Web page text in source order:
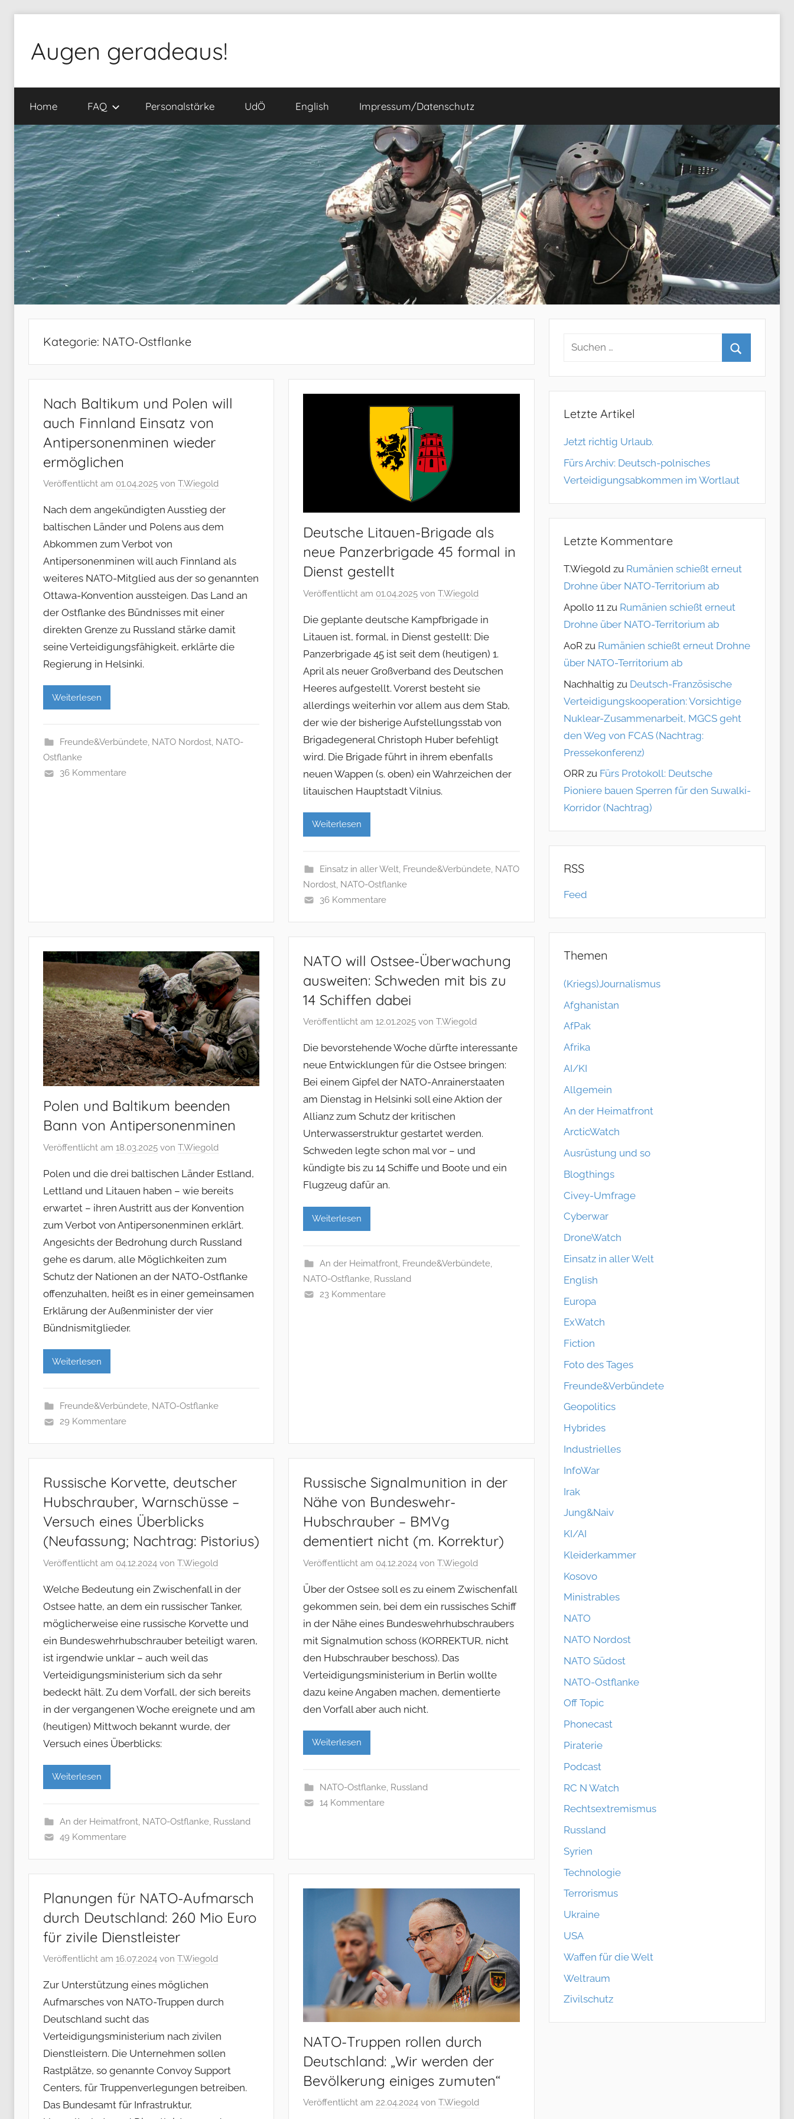
springen
Augen geradeaus!
Home FAQ Personalstärke UdÖ English Impressum/Datenschutz
Kategorie: NATO-Ostflanke
Nach Baltikum und Polen will
auch Finnland Einsatz von
Antipersonenminen wieder
ermöglichen
Veröffentlicht am 01.04.2025 von T.Wiegold
Nach dem angekündigten Ausstieg der
baltischen Länder und Polens aus dem
Abkommen zum Verbot von
Antipersonenminen will auch Finnland als
weiteres NATO-Mitglied aus der so genannten
Ottawa-Konvention aussteigen. Das Land an
der Ostflanke des Bündnisses mit einer
direkten Grenze zu Russland stärke damit
seine Verteidigungsfähigkeit, erklärte die
Regierung in Helsinki.
Weiterlesen
Freunde&Verbündete, NATO Nordost, NATO-
Ostflanke
36 Kommentare
Deutsche Litauen-Brigade als
neue Panzerbrigade 45 formal in
Dienst gestellt
Veröffentlicht am 01.04.2025 vonT.Wiegold
Die geplante deutsche Kampfbrigade in
Litauen ist, formal, in Dienst gestellt: Die
Panzerbrigade 45 ist seit dem (heutigen) 1.
April als neuer Großverband des Deutschen
Heeres aufgestellt. Vorerst besteht sie
allerdings weiterhin vor allem aus dem Stab,
der wie der bisherige Aufstellungsstab von
Brigadegeneral Christoph Huber befehligt
wird. Die Brigade führt in ihrem ebenfalls
neuen Wappen (s. oben) ein Wahrzeichen der
litauischen Hauptstadt Vilnius.
Weiterlesen
Einsatz in aller Welt, Freunde&Verbündete, NATO
Nordost, NATO-Ostflanke
36 Kommentare
Polen und Baltikum beenden
Bann von Antipersonenminen
Veröffentlicht am 18.03.2025 von T.Wiegold
Polen und die drei baltischen Länder Estland,
Lettland und Litauen haben – wie bereits
erwartet – ihren Austritt aus der Konvention
zum Verbot von Antipersonenminen erklärt.
Angesichts der Bedrohung durch Russland
gehe es darum, alle Möglichkeiten zum
Schutz der Nationen an der NATO-Ostflanke
offenzuhalten, heißt es in einer gemeinsamen
Erklärung der Außenminister der vier
Bündnismitglieder.
Weiterlesen
Freunde&Verbündete, NATO-Ostflanke
29 Kommentare
NATO will Ostsee-Überwachung
ausweiten: Schweden mit bis zu
14 Schiffen dabei
Veröffentlicht am12.01.2025 vonT.Wiegold
Die bevorstehende Woche dürfte interessante
neue Entwicklungen für die Ostsee bringen:
Bei einem Gipfel der NATO-Anrainerstaaten
am Dienstag in Helsinki soll eine Aktion der
Allianz zum Schutz der kritischen
Unterwasserstruktur gestartet werden.
Schweden legte schon mal vor – und
kündigte bis zu 14 Schiffe und Boote und ein
Flugzeug dafür an.
Weiterlesen
An der Heimatfront, Freunde&Verbündete,
NATO-Ostflanke, Russland
23 Kommentare
Russische Korvette, deutscher
Hubschrauber, Warnschüsse –
Versuch eines Überblicks
(Neufassung; Nachtrag: Pistorius)
Veröffentlicht am 04.12.2024 von T.Wiegold
Welche Bedeutung ein Zwischenfall in der
Ostsee hatte, an dem ein russischer Tanker,
möglicherweise eine russische Korvette und
ein Bundeswehrhubschrauber beteiligt waren,
ist irgendwie unklar – auch weil das
Verteidigungsministerium sich da sehr
bedeckt hält. Zu dem Vorfall, der sich bereits
in der vergangenen Woche ereignete und am
(heutigen) Mittwoch bekannt wurde, der
Versuch eines Überblicks:
Weiterlesen
An der Heimatfront, NATO-Ostflanke, Russland
49 Kommentare
Russische Signalmunition in der
Nähe von Bundeswehr-
Hubschrauber – BMVg
dementiert nicht (m. Korrektur)
Veröffentlicht am 04.12.2024 vonT.Wiegold
Über der Ostsee soll es zu einem Zwischenfall
gekommen sein, bei dem ein russisches Schiff
in der Nähe eines Bundeswehrhubschraubers
mit Signalmution schoss (KORREKTUR, nicht
den Hubschrauber beschoss). Das
Verteidigungsministerium in Berlin wollte
dazu keine Angaben machen, dementierte
den Vorfall aber auch nicht.
Weiterlesen
NATO-Ostflanke, Russland
14 Kommentare
Planungen für NATO-Aufmarsch
durch Deutschland: 260 Mio Euro
für zivile Dienstleister
Veröffentlicht am 16.07.2024 von T.Wiegold
Zur Unterstützung eines möglichen
Aufmarsches von NATO-Truppen durch
Deutschland sucht das
Verteidigungsministerium nach zivilen
Dienstleistern. Die Unternehmen sollen
Rastplätze, so genannte Convoy Support
Centers, für Truppenverlegungen betreiben.
Das Bundesamt für Infrastruktur,
NATO-Truppen rollen durch
Deutschland: „Wir werden der
Bevölkerung einiges zumuten“
Veröffentlicht am22.04.2024 vonT.Wiegold
Letzte Artikel
Jetzt richtig Urlaub.
Fürs Archiv: Deutsch-polnisches
Verteidigungsabkommen im Wortlaut
Letzte Kommentare
T.Wiegold zu Rumänien schießt erneut
Drohne über NATO-Territorium ab
Apollo 11zu Rumänien schießt erneut
Drohne über NATO-Territorium ab
AoRzu Rumänien schießt erneut Drohne
über NATO-Territorium ab
Nachhaltig zu Deutsch-Französische
Verteidigungskooperation: Vorsichtige
Nuklear-Zusammenarbeit, MGCS geht
den Weg von FCAS (Nachtrag:
Pressekonferenz)
ORRzu Fürs Protokoll: Deutsche
Pioniere bauen Sperren für den Suwalki-
Korridor (Nachtrag)
RSS
Feed
Themen
(Kriegs)Journalismus
Afghanistan
AfPak
Afrika
AI/KI
Allgemein
An der Heimatfront
ArcticWatch
Ausrüstung und so
Blogthings
Civey-Umfrage
Cyberwar
DroneWatch
Einsatz in aller Welt
English
Europa
ExWatch
Fiction
Foto des Tages
Freunde&Verbündete
Geopolitics
Hybrides
Industrielles
InfoWar
Irak
Jung&Naiv
KI/AI
Kleiderkammer
Kosovo
Ministrables
NATO
NATO Nordost
NATO Südost
NATO-Ostflanke
Off Topic
Phonecast
Piraterie
Podcast
RC N Watch
Rechtsextremismus
Russland
Syrien
Technologie
Terrorismus
Ukraine
USA
Waffen für die Welt
Weltraum
Zivilschutz